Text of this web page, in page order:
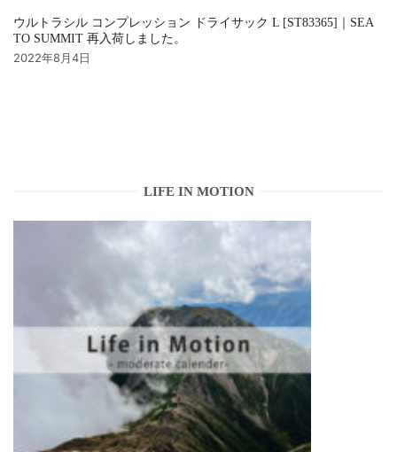
ウルトラシル コンプレッション ドライサック L [ST83365]｜SEA
TO SUMMIT 再入荷しました。
2022年8月4日
LIFE IN MOTION